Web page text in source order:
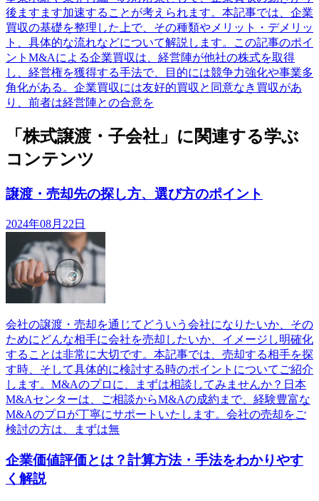
後ますます加速することが考えられます。本記事では、企業
買収の基礎を整理した上で、その種類やメリット・デメリッ
ト、具体的な流れなどについて解説します。この記事のポイ
ントM&Aによる企業買収は、経営陣が他社の株式を取得
し、経営権を獲得する手法で、目的には競争力強化や事業多
角化がある。企業買収には友好的買収と同意なき買収があ
り、前者は経営陣との合意を
「株式譲渡・子会社」に関連する学ぶ
コンテンツ
譲渡・売却先の探し方、選び方のポイント
2024年08月22日
会社の譲渡・売却を通じてどういう会社になりたいか、その
ためにどんな相手に会社を売却したいか、イメージし明確化
することは非常に大切です。本記事では、売却する相手を探
す時、そして具体的に検討する時のポイントについてご紹介
します。M&Aのプロに、まずは相談してみませんか？日本
M&Aセンターは、ご相談からM&Aの成約まで、経験豊富な
M&Aのプロが丁寧にサポートいたします。会社の売却をご
検討の方は、まずは無
企業価値評価とは？計算方法・手法をわかりやす
く解説